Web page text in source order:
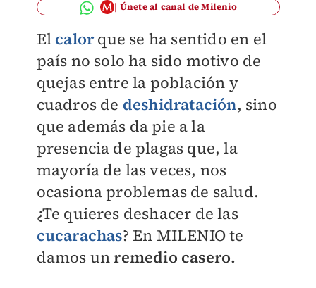
Únete al canal de Milenio
El calorque se ha sentido en el
país no solo ha sido motivo de
quejas entre la población y
cuadros de deshidratación, sino
que además da pie a la
presencia de plagas que, la
mayoría de las veces, nos
ocasiona problemas de salud.
¿Te quieres deshacer de las
cucarachas? En MILENIOte
damos unremedio casero.